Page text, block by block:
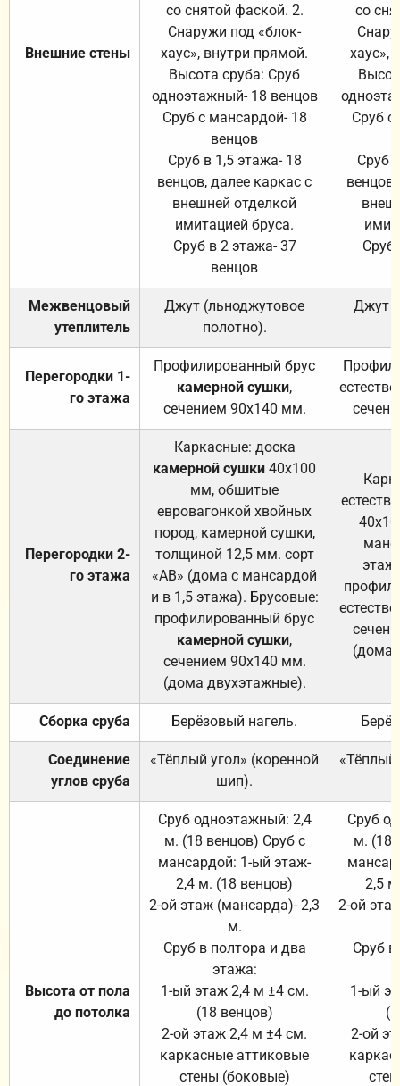
Внешние стены
со снятой фаской. 2.
Снаружи под «блок-
хаус», внутри прямой.
Высота сруба: Сруб
одноэтажный- 18 венцов
Сруб с мансардой- 18
венцов
Сруб в 1,5 этажа- 18
венцов, далее каркас с
внешней отделкой
имитацией бруса.
Сруб в 2 этажа- 37
венцов
со
хаус»,
Сруб с
Сруб
Сруб
Межвенцовый
утеплитель
Джут (льноджутовое
полотно).
Джут
Перегородки 1-
го этажа
Профилированный брус
камерной сушки,
сечением 90х140 мм.
Перегородки 2-
го этажа
Каркасные: доска
камерной сушки 40х100
мм, обшитые
евровагонкой хвойных
пород, камерной сушки,
толщиной 12,5 мм. сорт
«АВ» (дома с мансардой
и в 1,5 этажа). Брусовые:
профилированный брус
камерной сушки,
сечением 90х140 мм.
(дома двухэтажные).
(дома
Сборка сруба Берёзовый нагель.
Соединение
углов сруба
«Тёплый угол» (коренной
шип).
«Тёплый
Высота от пола
до потолка
Сруб одноэтажный: 2,4
м. (18 венцов) Сруб с
мансардой: 1-ый этаж-
2,4 м. (18 венцов)
2-ой этаж (мансарда)- 2,3
м.
Сруб в полтора и два
этажа:
1-ый этаж 2,4 м ±4 см.
(18 венцов)
2-ой этаж 2,4 м ±4 см.
каркасные аттиковые
стены (боковые)
Сруб
м. (18
2,5
2-ой
Сруб
1-ый
2-ой